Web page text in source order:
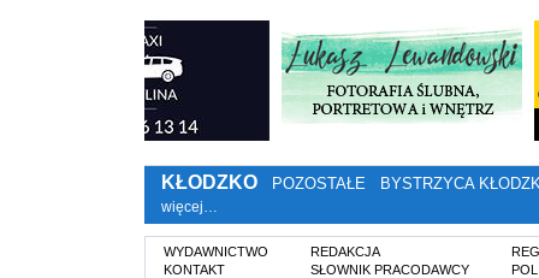
KŁODZKO POZOSTAŁE BYSTRZYCA
więcej…
WYDAWNICTWO
KONTAKT
REDAKCJA
SŁOWNIK PRACODAWCY